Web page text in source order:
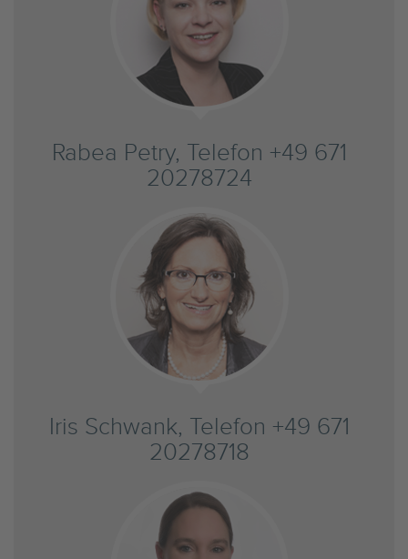
Rabea Petry, Telefon +49 671
20278724
Iris Schwank, Telefon +49 671
20278718